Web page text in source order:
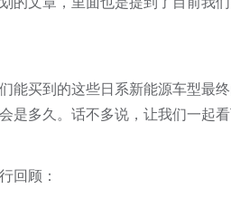
能买到的这些日系新能源车型最
是多久。话不多说，让我们一起看
回顾：